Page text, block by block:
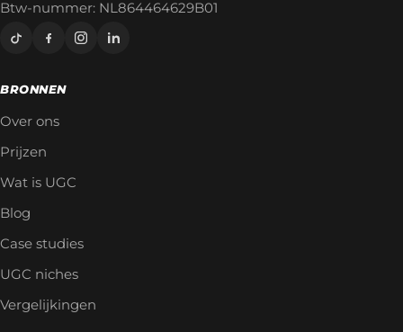
Btw-nummer: NL864464629B01
BRONNEN
Over ons
Prijzen
Wat is UGC
Blog
Case studies
UGC niches
Vergelijkingen